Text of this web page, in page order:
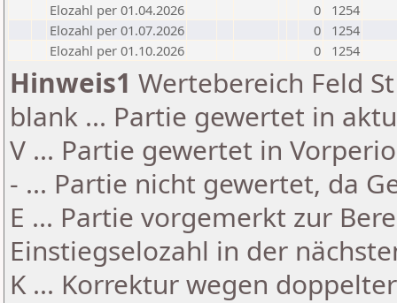
Elozahl per 01.04.2026
0
1254
Elozahl per 01.07.2026
0
1254
Elozahl per 01.10.2026
0 1254
Hinweis1 Wertebereich Feld
blank ... Partie gewertet in
V ... Partie gewertet in
- ... Partie nicht gewertet, da
E ... Partie vorgemerkt zur
Einstiegselozahl in der
K ... Korrektur wegen